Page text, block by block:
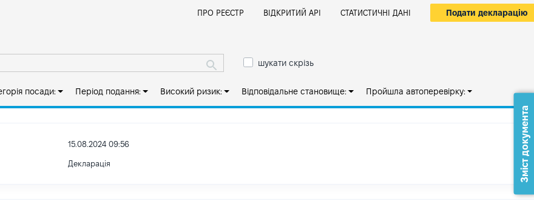
ПРО РЕЄСТР ВІДКРИТИЙ АРІ СТАТИСТИЧНІ ДАНІ Подати декларацію
шукати скрізь
посади: Період подання: Високий ризик: Відповідальне становище: Пройшла автоперевірку:
15.08.2024 09:56
Декларація Зміст документа